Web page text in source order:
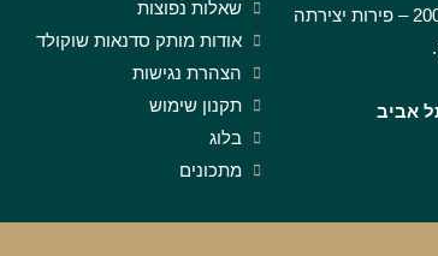
ומעוררי השראה מאז 2002 – פירות יצירתה
שאלות נפוצות
אודות מותק סדנאות שוקולד
הצהרת נגישות
תקנון שימוש
בלוג
מתכונים